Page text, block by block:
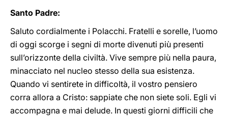
Santo Padre:
Saluto cordialmente i Polacchi. Fratelli e sorelle, l’uomo
di oggi scorge i segni di morte divenuti più presenti
sull’orizzonte della civiltà. Vive sempre più nella paura,
minacciato nel nucleo stesso della sua esistenza.
Quando vi sentirete in difficoltà, il vostro pensiero
corra allora a Cristo: sappiate che non siete soli. Egli vi
accompagna e mai delude. In questi giorni difficili che